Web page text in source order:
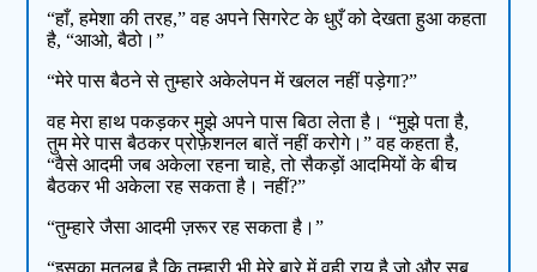
“हाँ, हमेशा की तरह,” वह अपने सिगरेट के धुएँ को देखता हुआ कहता
है, “आओ, बैठो।”
“मेरे पास बैठने से तुम्हारे अकेलेपन में खलल नहीं पड़ेगा?”
वह मेरा हाथ पकड़कर मुझे अपने पास बिठा लेता है। “मुझे पता है,
तुम मेरे पास बैठकर प्रोफ़ेशनल बातें नहीं करोगे।” वह कहता है,
“वैसे आदमी जब अकेला रहना चाहे, तो सैकड़ों आदमियों के बीच
बैठकर भी अकेला रह सकता है। नहीं?”
“तुम्हारे जैसा आदमी ज़रूर रह सकता है।”